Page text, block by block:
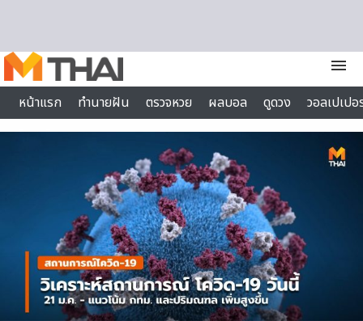
menu
หน้าแรก
ทำนายฝัน ตรวจหวย ผลบอล ดูดวง
วอลเปเป
ไลฟ์สไตล์